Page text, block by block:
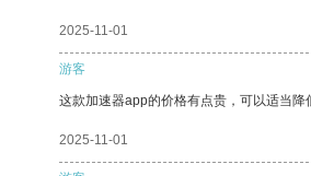
2025-11-01
游客
这款加速器app的价格有点贵，可以适当降
2025-11-01